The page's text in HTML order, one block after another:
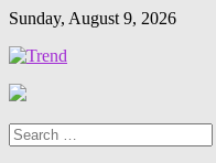
Sunday, August 9, 2026
Search
for: